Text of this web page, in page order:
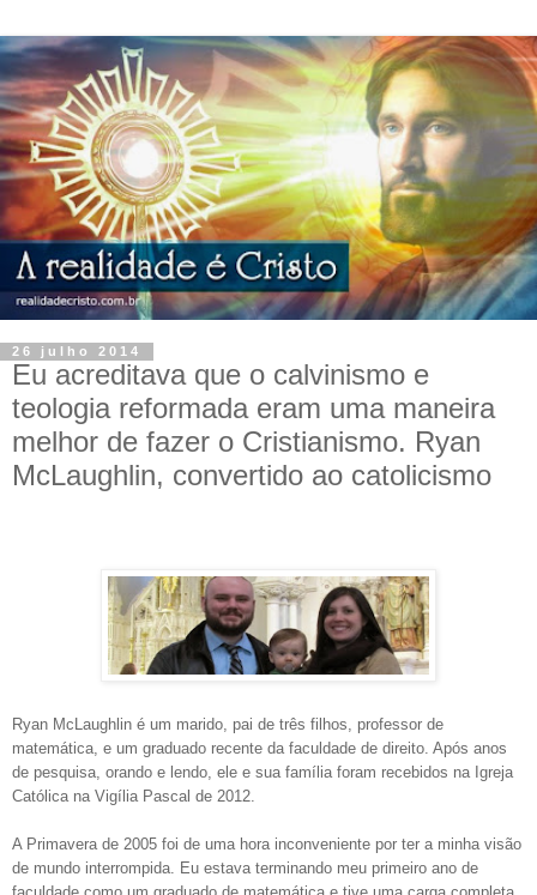
26 julho 2014
Eu acreditava que o calvinismo e
teologia reformada eram uma maneira
melhor de fazer o Cristianismo. Ryan
McLaughlin, convertido ao catolicismo
Ryan McLaughlin é um marido, pai de três filhos, professor de
matemática, e um graduado recente da faculdade de direito. Após anos
de pesquisa, orando e lendo, ele e sua família foram recebidos na Igreja
Católica na Vigília Pascal de 2012.
A Primavera de 2005 foi de uma hora inconveniente por ter a minha visão
de mundo interrompida. Eu estava terminando meu primeiro ano de